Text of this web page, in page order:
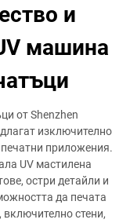
и
машина
от Shenzhen
изключително
приложения.
UV мастилена
остри детайли и
да печата
стени,